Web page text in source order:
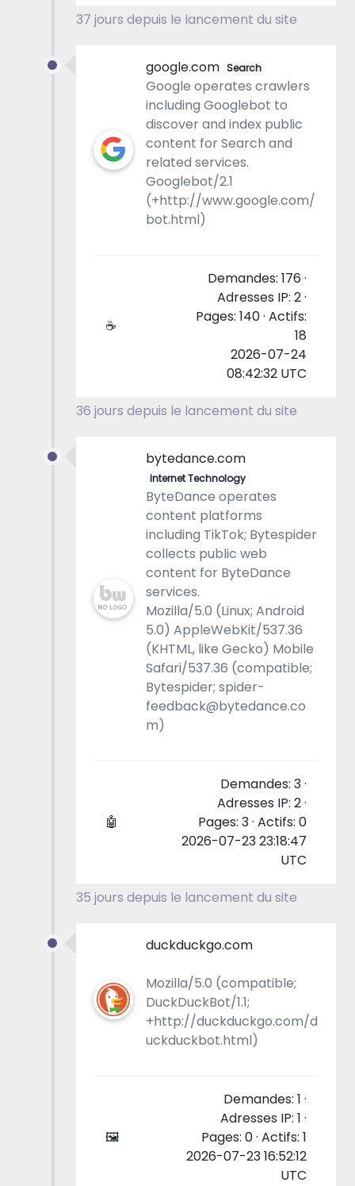
37 jours depuis le lancement du site
google.com Search
Google operates crawlers
including Googlebot to
discover and index public
content for Search and
related services.
Googlebot/2.1
(+http://www.google.com/
bot.html)
☕
Demandes: 176 ·
Adresses IP: 2 ·
Pages: 140 · Actifs:
18
2026-07-24
08:42:32 UTC
36 jours depuis le lancement du site
bytedance.com
Internet Technology
ByteDance operates
content platforms
including TikTok; Bytespider
collects public web
content for ByteDance
services.
Mozilla/5.0 (Linux; Android
5.0) AppleWebKit/537.36
(KHTML, like Gecko) Mobile
Safari/537.36 (compatible;
Bytespider; spider-
feedback@bytedance.co
m)
🤖
Demandes: 3 ·
Adresses IP: 2 ·
Pages: 3 · Actifs: 0
2026-07-23 23:18:47
UTC
35 jours depuis le lancement du site
duckduckgo.com
Mozilla/5.0 (compatible;
DuckDuckBot/1.1;
+http://duckduckgo.com/d
uckduckbot.html)
🖼
Demandes: 1 ·
Adresses IP: 1 ·
Pages: 0 · Actifs: 1
2026-07-23 16:52:12
UTC